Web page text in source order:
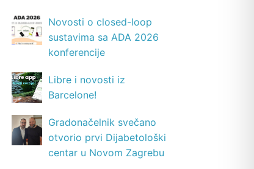
Novosti o closed-loop
sustavima sa ADA 2026
konferencije
Libre i novosti iz
Barcelone!
Gradonačelnik svečano
otvorio prvi Dijabetološki
centar u Novom Zagrebu